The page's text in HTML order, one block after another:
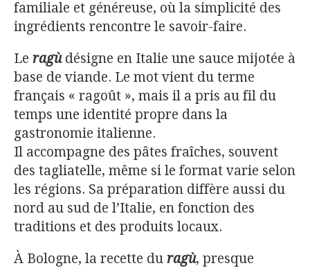
familiale et généreuse, où la simplicité des
ingrédients rencontre le savoir-faire.
Le ragùdésigne en Italie une sauce mijotée à
base de viande. Le mot vient du terme
français « ragoût », mais il a pris au fil du
temps une identité propre dans la
gastronomie italienne.
Il accompagne des pâtes fraîches, souvent
des tagliatelle, même si le format varie selon
les régions. Sa préparation diffère aussi du
nord au sud de l’Italie, en fonction des
traditions et des produits locaux.
À Bologne, la recette du ragù, presque